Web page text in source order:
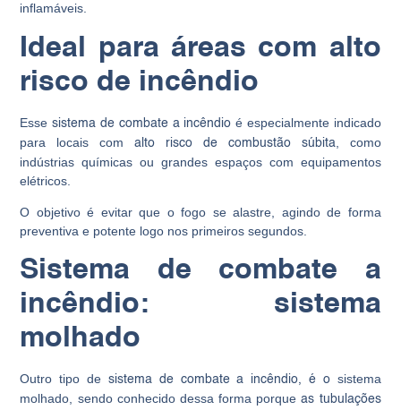
inflamáveis.
Ideal para áreas com alto
risco de incêndio
Essesistema de combate a incêndioé especialmente indicado
para locais comalto risco de combustão súbita
, como
indústrias químicas ou grandes espaços com equipamentos
elétricos.
O objetivo é evitar que o fogo se alastre, agindo de forma
preventiva e potente logo nos primeiros segundos.
Sistema de combate a
incêndio: sistema
molhado
Outro tipo de sistema de combate a incêndio, é osistema
molhado, sendo conhecido dessa forma porqueas tubulações